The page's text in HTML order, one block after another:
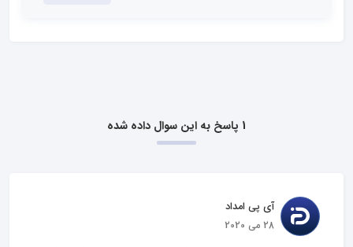
1 پاسخ به این سوال داده شده
آی پی امداد
28 می 2020